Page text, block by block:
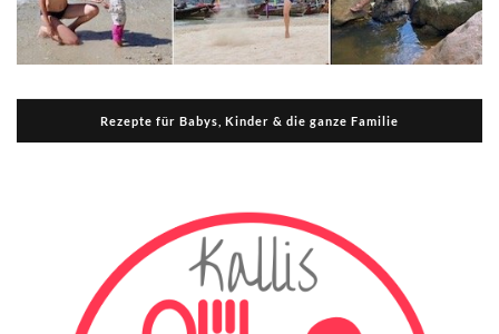
Rezepte für Babys, Kinder & die ganze Familie